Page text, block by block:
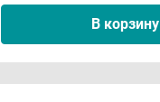
В корзину